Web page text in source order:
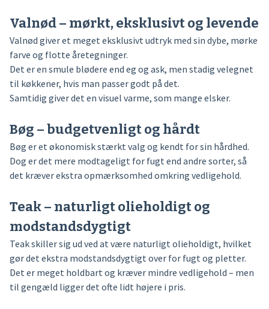
Valnød – mørkt, eksklusivt og levende
Valnød giver et meget eksklusivt udtryk med sin dybe, mørke
farve og flotte åretegninger.
Det er en smule blødere end eg og ask, men stadig velegnet
til køkkener, hvis man passer godt på det.
Samtidig giver det en visuel varme, som mange elsker.
Bøg – budgetvenligt og hårdt
Bøg er et økonomisk stærkt valg og kendt for sin hårdhed.
Dog er det mere modtageligt for fugt end andre sorter, så
det kræver ekstra opmærksomhed omkring vedligehold.
Teak – naturligt olieholdigt og
modstandsdygtigt
Teak skiller sig ud ved at være naturligt olieholdigt, hvilket
gør det ekstra modstandsdygtigt over for fugt og pletter.
Det er meget holdbart og kræver mindre vedligehold – men
til gengæld ligger det ofte lidt højere i pris.